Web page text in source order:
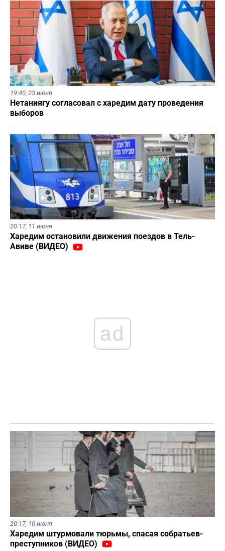
19:40, 23 июня
Нетаниягу согласовал с харедим дату проведения
выборов
20:17, 11 июня
Харедим остановили движения поездов в Тель-
Авиве (ВИДЕО)
ad
20:17, 10 июня
Харедим штурмовали тюрьмы, спасая собратьев-
преступников (ВИДЕО)